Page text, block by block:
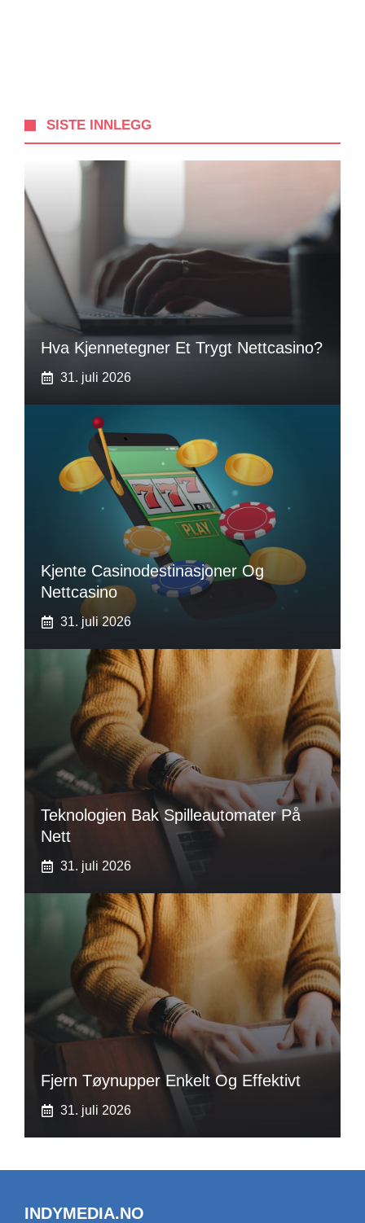
SISTE INNLEGG
Hva Kjennetegner Et Trygt Nettcasino?
31. juli 2026
Kjente Casinodestinasjoner Og
Nettcasino
31. juli 2026
Teknologien Bak Spilleautomater På
Nett
31. juli 2026
Fjern Tøynupper Enkelt Og Effektivt
31. juli 2026
INDYMEDIA.NO